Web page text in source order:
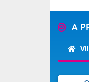
A